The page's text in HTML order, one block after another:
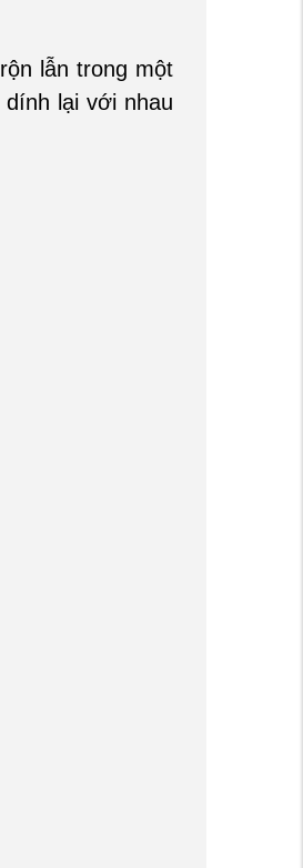
lẫn trong một
lại với nhau